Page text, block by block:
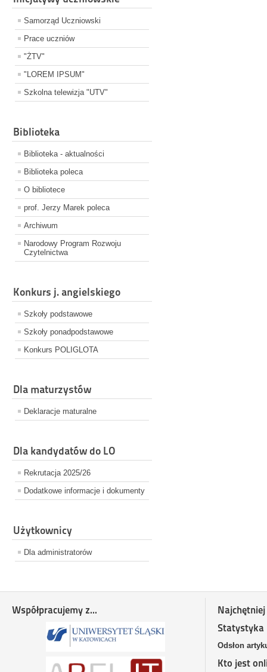
Samorząd Uczniowski
Prace uczniów
"ŻTV"
"LOREM IPSUM"
Szkolna telewizja "UTV"
Biblioteka
Biblioteka - aktualności
Biblioteka poleca
O bibliotece
prof. Jerzy Marek poleca
Archiwum
Narodowy Program Rozwoju
Czytelnictwa
Konkurs j. angielskiego
Szkoły podstawowe
Szkoły ponadpodstawowe
Konkurs POLIGLOTA
Dla maturzystów
Deklaracje maturalne
Dla kandydatów do LO
Rekrutacja 2025/26
Dodatkowe informacje i dokumenty
Użytkownicy
Dla administratorów
Współpracujemy z...
Statystyka
Odsłon
Kto jest